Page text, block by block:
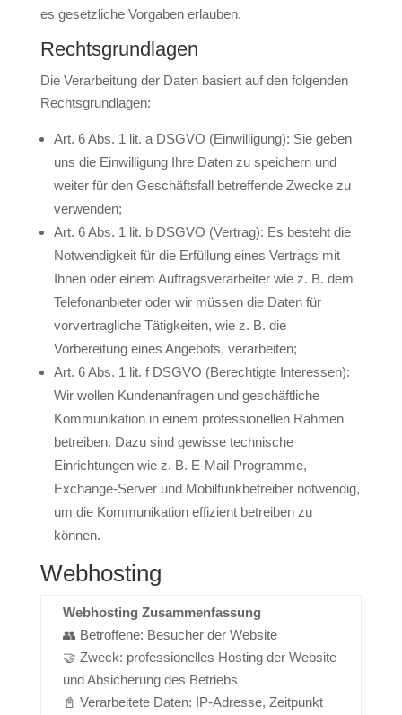
es gesetzliche Vorgaben erlauben.
Rechtsgrundlagen
Die Verarbeitung der Daten basiert auf den folgenden
Rechtsgrundlagen:
Art. 6 Abs. 1 lit. a DSGVO (Einwilligung): Sie geben
uns die Einwilligung Ihre Daten zu speichern und
weiter für den Geschäftsfall betreffende Zwecke zu
verwenden;
Art. 6 Abs. 1 lit. b DSGVO (Vertrag): Es besteht die
Notwendigkeit für die Erfüllung eines Vertrags mit
Ihnen oder einem Auftragsverarbeiter wie z. B. dem
Telefonanbieter oder wir müssen die Daten für
vorvertragliche Tätigkeiten, wie z. B. die
Vorbereitung eines Angebots, verarbeiten;
Art. 6 Abs. 1 lit. f DSGVO (Berechtigte Interessen):
Wir wollen Kundenanfragen und geschäftliche
Kommunikation in einem professionellen Rahmen
betreiben. Dazu sind gewisse technische
Einrichtungen wie z. B. E-Mail-Programme,
Exchange-Server und Mobilfunkbetreiber notwendig,
um die Kommunikation effizient betreiben zu
können.
Webhosting
Webhosting Zusammenfassung
👥 Betroffene: Besucher der Website
🤝 Zweck: professionelles Hosting der Website
und Absicherung des Betriebs
📓 Verarbeitete Daten: IP-Adresse, Zeitpunkt